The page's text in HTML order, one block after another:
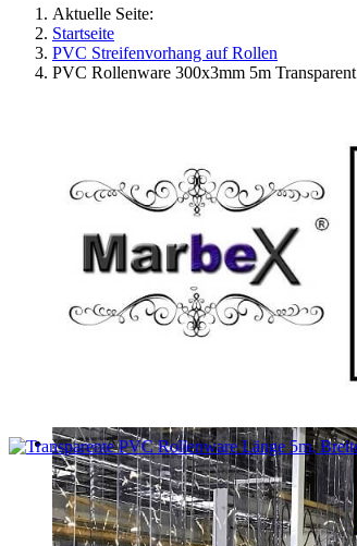
Aktuelle Seite:
Startseite
PVC Streifenvorhang auf Rollen
PVC Rollenware 300x3mm 5m Transparent